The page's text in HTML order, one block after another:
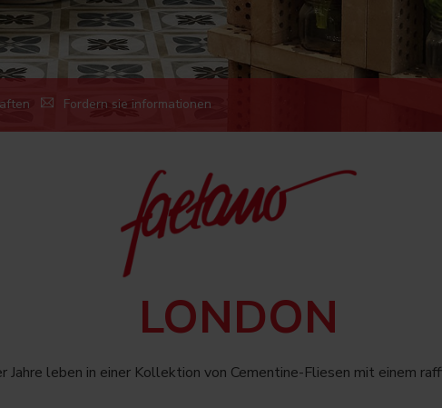
Fordern sie informationen
LONDON
Jahre leben in einer Kollektion von Cementine-Fliesen mit einem